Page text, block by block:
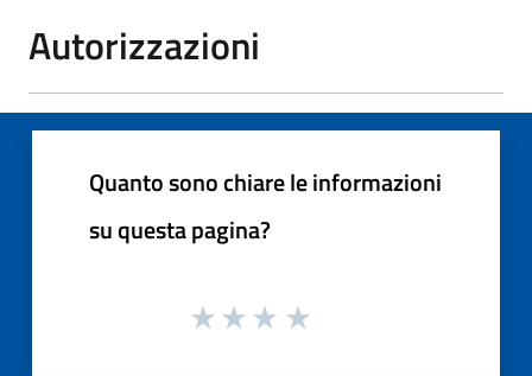
Autorizzazioni
Quanto sono chiare le informazioni
su questa pagina?